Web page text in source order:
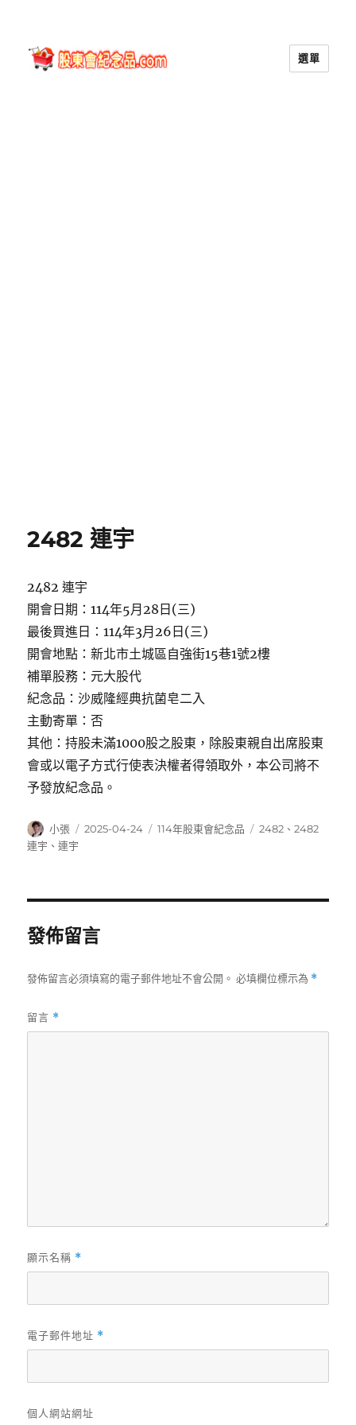
選單
2482 連宇
2482 連宇
開會日期：114年5月28日(三)
最後買進日：114年3月26日(三)
開會地點：新北市土城區自強街15巷1號2樓
補單股務：元大股代
紀念品：沙威隆經典抗菌皂二入
主動寄單：否
其他：持股未滿1000股之股東，除股東親自出席股東
會或以電子方式行使表決權者得領取外，本公司將不
予發放紀念品。
作
者
小張
發
2025-04-24
分
114年股東會紀念品
標
2482 、2482
連宇 、連宇
發佈留言
發佈留言必須填寫的電子郵件地址不會公開。 必填欄位標示為 *
留言 *
顯示名稱 *
電子郵件地址 *
個人網站網址